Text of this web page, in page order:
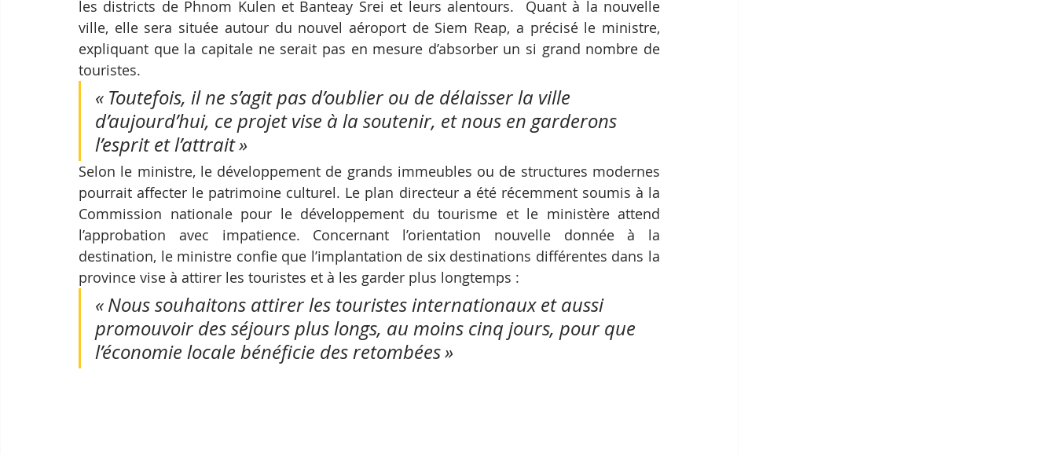
les districts de Phnom Kulen et Banteay Srei et leurs alentours.  Quant à la nouvelle
ville, elle sera située autour du nouvel aéroport de Siem Reap, a précisé le ministre,
expliquant que la capitale ne serait pas en mesure d’absorber un si grand nombre de
touristes.
« Toutefois, il ne s’agit pas d’oublier ou de délaisser la ville
d’aujourd’hui, ce projet vise à la soutenir, et nous en garderons
l’esprit et l’attrait »
Selon le ministre, le développement de grands immeubles ou de structures modernes
pourrait affecter le patrimoine culturel. Le plan directeur a été récemment soumis à la
Commission nationale pour le développement du tourisme et le ministère attend
l’approbation avec impatience. Concernant l’orientation nouvelle donnée à la
destination, le ministre confie que l’implantation de six destinations différentes dans la
province vise à attirer les touristes et à les garder plus longtemps :
« Nous souhaitons attirer les touristes internationaux et aussi
promouvoir des séjours plus longs, au moins cinq jours, pour que
l’économie locale bénéficie des retombées »